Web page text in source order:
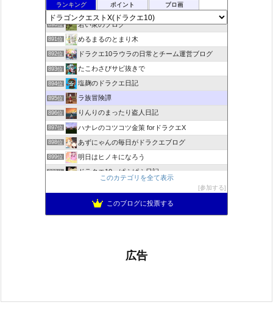
ランキング ポイント ブロ画
889位 小さな村
890位 若い衆のブログ
891位 めるまるのとまり木
892位 ドラクエ10ラウラの日常とチーム運営ブログ
893位 たこわさびサビ抜きで
894位 塩麹のドラクエ日記
895位 ラ族冒険譚
896位 りんりのまったり盗人日記
897位 ハナレのコツコツ金策 forドラクエX
898位 あずにゃんの毎日がドラクエブログ
899位 明日はヒノキになろう
900位 ドラクエ10 ぱふぱふ日記
Run Run♪ ☆Slime★ 〜ドラクエ10攻略ブログ〜
ゆるふわエル子になりたくて(｀・ω・´)
このカテゴリを全て表示
参加する
このブログに投票する
広告